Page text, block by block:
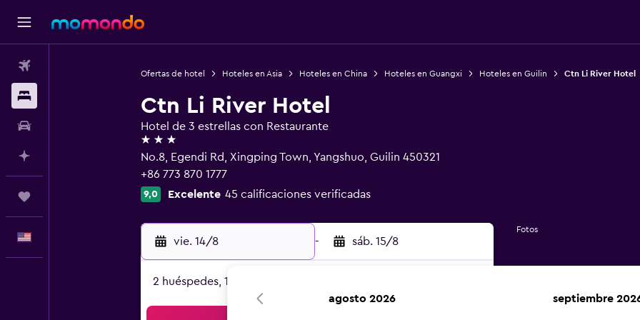
Ofertas de hotel Hoteles en Asia Hoteles en China Hoteles en Guangxi Hoteles en Guilin Ctn Li River Hotel
Ctn Li River Hotel
Hotel de 3 estrellas con Restaurante
3 estrellas
No.8, Egendi Rd, Xingping Town, Yangshuo, Guilin 450321
+86 773 870 1777
9,0 Excelente 45 calificaciones verificadas
vie. 14/8 - sáb. 15/8
2 huéspedes, 1 habitación
Fotos
agosto 2026 septiembre